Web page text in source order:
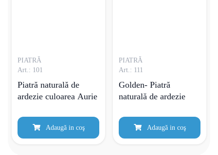
PIATRĂ
Art.: 101
Piatră naturală de
ardezie culoarea Aurie
Adaugă in coş
PIATRĂ
Art.: 111
Golden- Piatră
naturală de ardezie
Adaugă in coş